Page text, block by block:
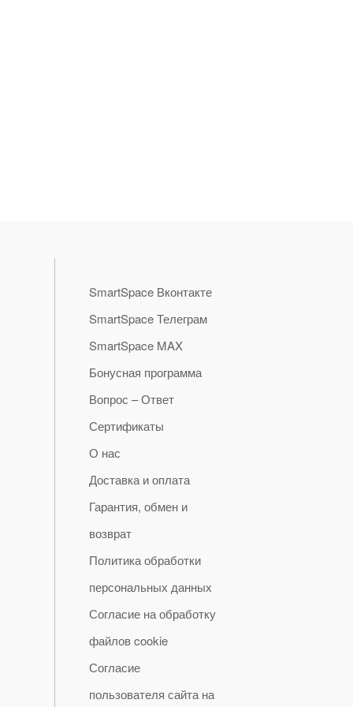
SmartSpace Вконтакте
SmartSpace Телеграм
SmartSpace MAX
Бонусная программа
Вопрос – Ответ
Сертификаты
О нас
Доставка и оплата
Гарантия, обмен и
возврат
Политика обработки
персональных данных
Согласие на обработку
файлов cookie
Согласие
пользователя сайта на